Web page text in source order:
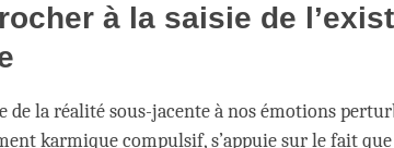
à la saisie de
de la réalité sous-jacente à nos émotions
karmique compulsif, s’appuie sur le fait